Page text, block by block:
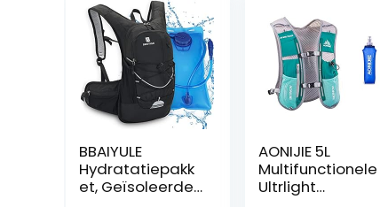
BBAIYULE
Hydratatiepakk
et, Geïsoleerde
AONIJIE 5L
Multifunctionele
Ultrlight